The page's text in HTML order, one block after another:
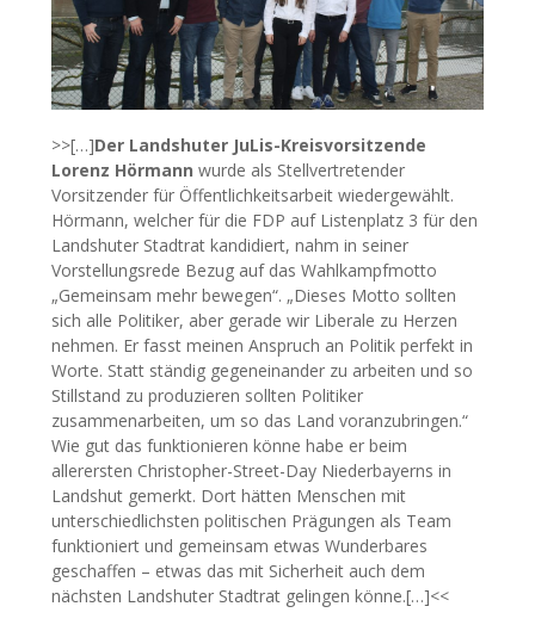
>>[…]Der Landshuter JuLis-Kreisvorsitzende
Lorenz Hörmann wurde als Stellvertretender
Vorsitzender für Öffentlichkeitsarbeit wiedergewählt.
Hörmann, welcher für die FDP auf Listenplatz 3 für den
Landshuter Stadtrat kandidiert, nahm in seiner
Vorstellungsrede Bezug auf das Wahlkampfmotto
„Gemeinsam mehr bewegen“. „Dieses Motto sollten
sich alle Politiker, aber gerade wir Liberale zu Herzen
nehmen. Er fasst meinen Anspruch an Politik perfekt in
Worte. Statt ständig gegeneinander zu arbeiten und so
Stillstand zu produzieren sollten Politiker
zusammenarbeiten, um so das Land voranzubringen.“
Wie gut das funktionieren könne habe er beim
allerersten Christopher-Street-Day Niederbayerns in
Landshut gemerkt. Dort hätten Menschen mit
unterschiedlichsten politischen Prägungen als Team
funktioniert und gemeinsam etwas Wunderbares
geschaffen – etwas das mit Sicherheit auch dem
nächsten Landshuter Stadtrat gelingen könne.[…]<<